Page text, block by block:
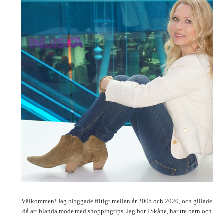
Välkommen! Jag bloggade flitigt mellan år 2006 och 2020, och gillade
då att blanda mode med shoppingtips. Jag bor i Skåne, har tre barn och